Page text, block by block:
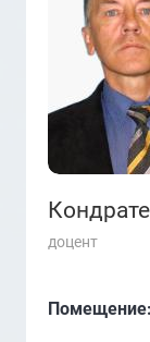
доцент
Помещение: